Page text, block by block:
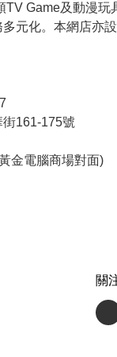
TV Game及動漫
元化。本網店亦
街161-175號
金電腦商場對面)
關